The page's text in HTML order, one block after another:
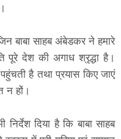
बाबा साहब अंबेडकर ने हमारे
पूरे देश की अगाध श्रृद्धा है।
है तथा प्रयास किए जाएं
न हों।
दिया है कि बाबा साहब